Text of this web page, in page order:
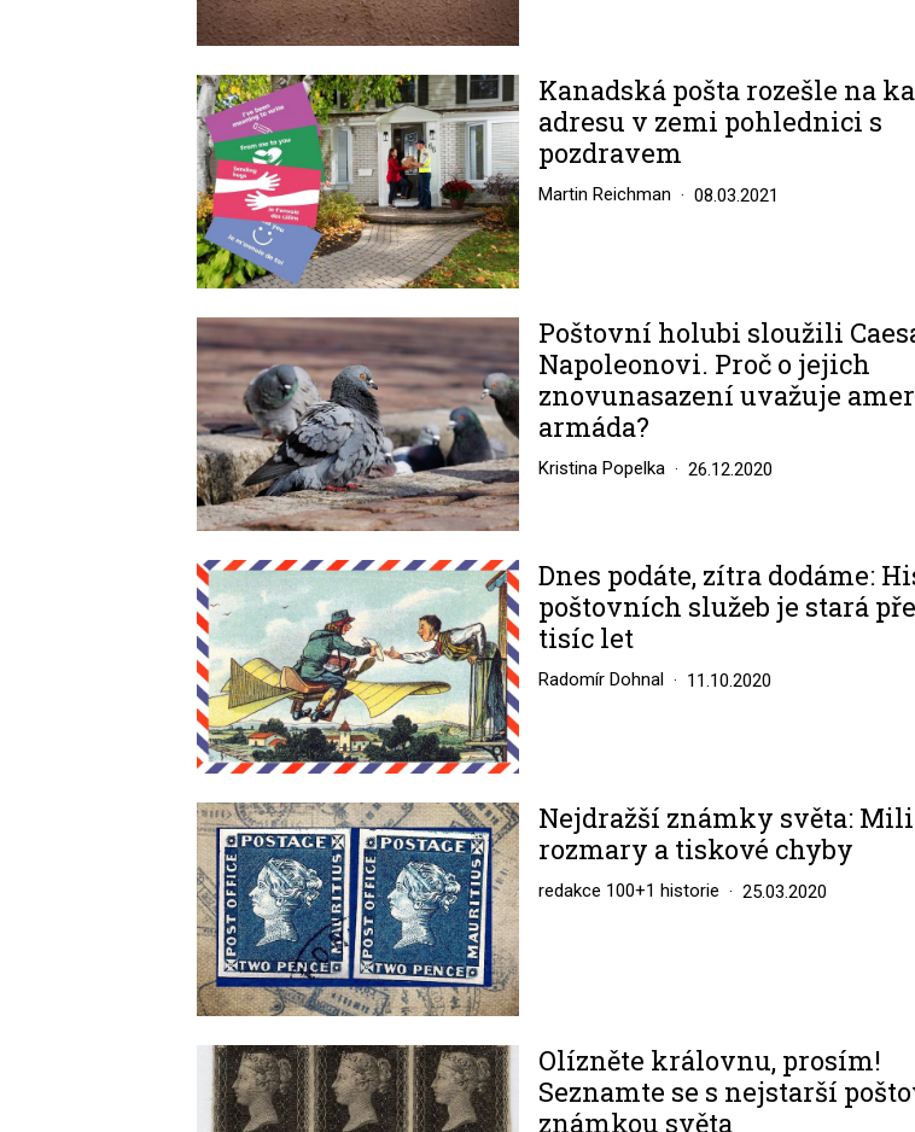
Image
Kanadská pošta rozešle na
adresu v zemi pohlednici s
pozdravem
Martin Reichman 08.03.2021
Image
Poštovní holubi sloužili
Napoleonovi. Proč o jejich
znovunasazení uvažuje
armáda?
Kristina Popelka 26.12.2020
Image
Dnes podáte, zítra dodáme:
poštovních služeb je stará
tisíc let
Radomír Dohnal 11.10.2020
Image
Nejdražší známky světa:
rozmary a tiskové chyby
redakce 100+1 historie 25.03.2020
Image
Olízněte královnu, prosím!
Seznamte se s nejstarší
známkou světa